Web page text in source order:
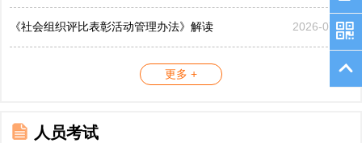
《社会组织评比表彰活动管理办法》解读 2026-07-17
更多 +
人员考试